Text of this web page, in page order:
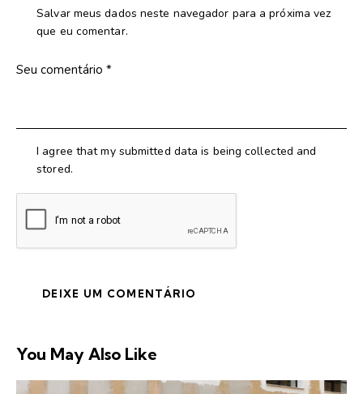
Salvar meus dados neste navegador para a próxima vez
que eu comentar.
I agree that my submitted data is being collected and
stored.
You May Also Like